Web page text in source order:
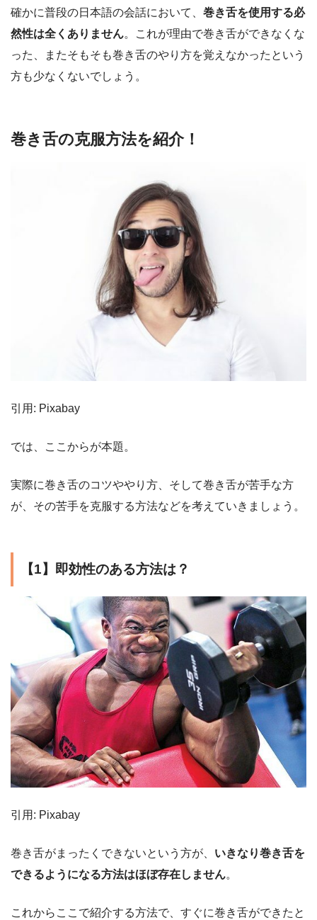
確かに普段の日本語の会話において、 巻き舌を使用する必
然性は全くありません。これが理由で巻き舌ができなくな
った、またそもそも巻き舌のやり方を覚えなかったという
方も少なくないでしょう。
巻き舌の克服方法を紹介！
引用: Pixabay
では、ここからが本題。
実際に巻き舌のコツややり方、そして巻き舌が苦手な方
が、その苦手を克服する方法などを考えていきましょう。
【1】即効性のある方法は？
引用: Pixabay
巻き舌がまったくできないという方が、 いきなり巻き舌を
できるようになる方法はほぼ存在しません。
これからここで紹介する方法で、すぐに巻き舌ができたと